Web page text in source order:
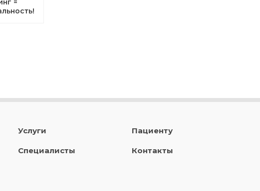
=
Услуги
Специалисты
Пациенту
Контакты